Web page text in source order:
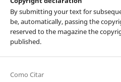
By submitting your text for
be, automatically, passing the
reserved to the magazine the
published.
Como Citar